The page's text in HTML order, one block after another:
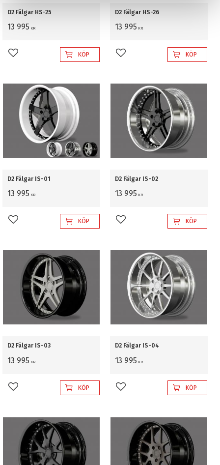
D2 Fälgar HS-25
13 995 KR
Lägg till i favoriterKÖP
D2 Fälgar HS-26
13 995 KR
Lägg till i favoriterKÖP
D2 Fälgar IS-01
13 995 KR
Lägg till i favoriterKÖP
D2 Fälgar IS-02
13 995 KR
Lägg till i favoriterKÖP
D2 Fälgar IS-03
13 995 KR
Lägg till i favoriterKÖP
D2 Fälgar IS-04
13 995 KR
Lägg till i favoriterKÖP